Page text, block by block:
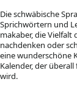
Die schwäbische
Sprichwörtern und
makaber, die Vielfalt
nachdenken oder
eine wunderschöne
Kalender, der
wird.